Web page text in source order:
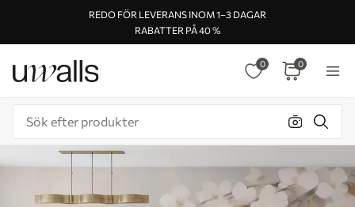
REDO FÖR LEVERANS INOM 1–3 DAGAR
RABATTER PÅ 40 %
0 0